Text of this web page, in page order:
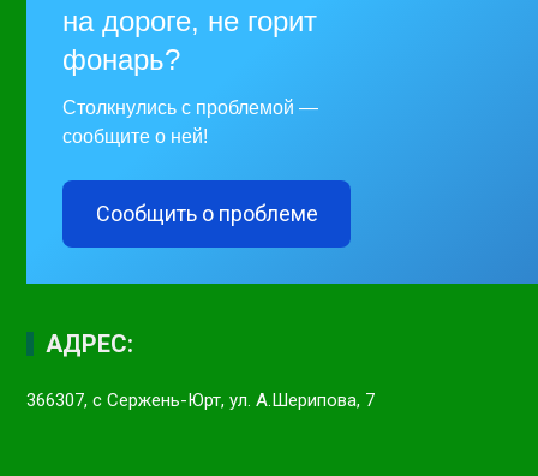
на дороге, не горит
фонарь?
Столкнулись с проблемой —
сообщите о ней!
Сообщить о проблеме
АДРЕС:
366307, с Сержень-Юрт, ул. А.Шерипова, 7